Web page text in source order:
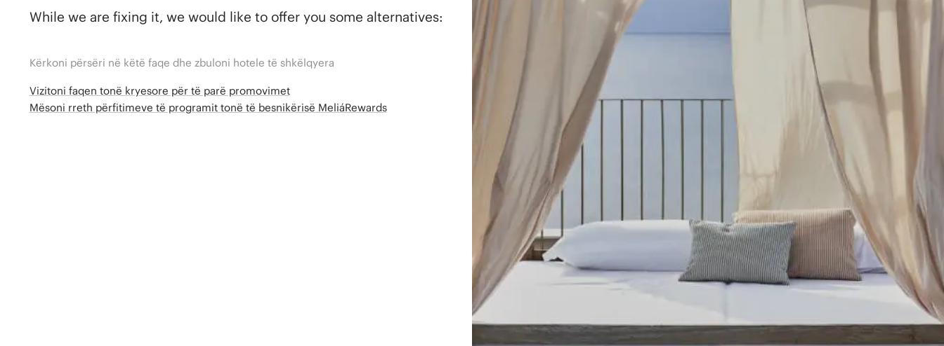
While we are fixing it, we would like to offer you some alternatives:
Kërkoni përsëri në këtë faqe dhe zbuloni hotele të shkëlqyera
Vizitoni faqen tonë kryesore për të parë promovimet
Mësoni rreth përfitimeve të programit tonë të besnikërisë MeliáRewards